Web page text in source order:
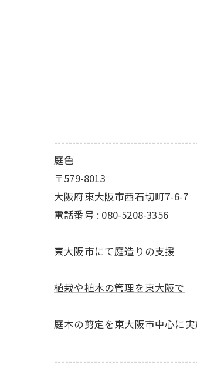
庭色
〒579-8013
大阪府東大阪市西石切町7-6-7
電話番号 : 080-5208-3356
東大阪市にて庭造りの支援
植栽や植木の管理を東大阪で
庭木の剪定を東大阪市中心に